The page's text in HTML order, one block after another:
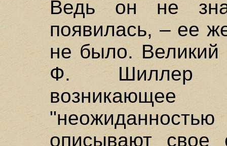
Ведь он не
появилась, – ее
не было. Великий
Ф. Шиллер
описывают свое